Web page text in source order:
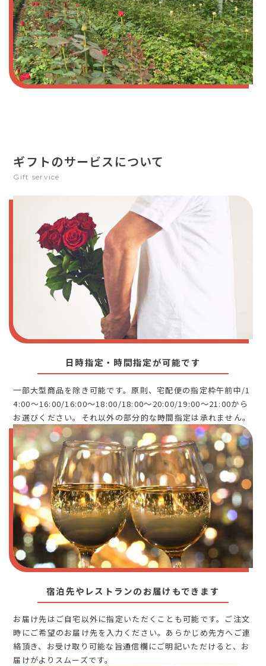
ギフトのサービスについて
Gift service
日時指定・時間指定が可能です
一部大型商品を除き可能です。原則、宅配便の指定枠午前中/1
4:00～16:00/16:00～18:00/18:00～20:00/19:00～21:00から
お選びください。それ以外の部分的な時間指定は承れません。
宿泊先やレストランのお届けもできます
お届け先はご自宅以外に指定いただくことも可能です。ご注文
時にご希望のお届け先を入力ください。あらかじめ先方へご連
絡頂き、お受け取り可能な旨通信欄にご明記いただけると、お
届けがよりスムーズです。